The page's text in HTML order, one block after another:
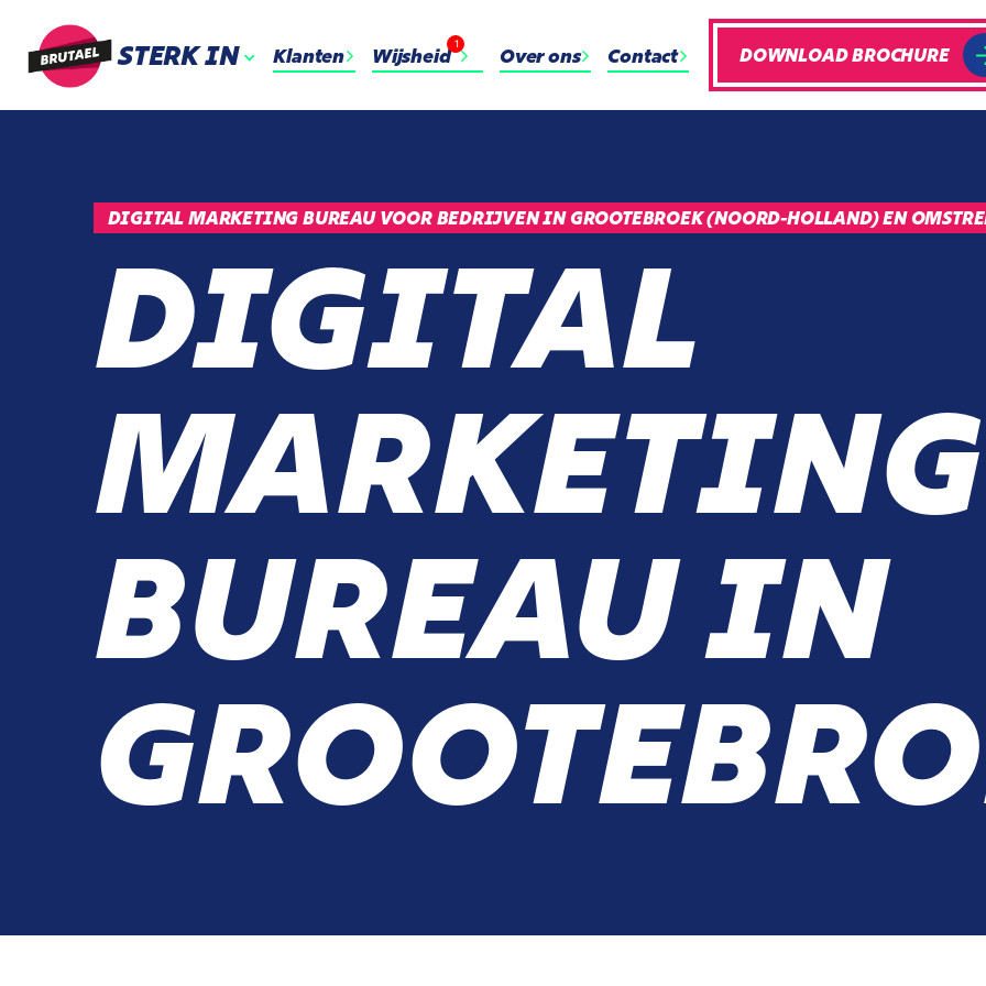
STERK IN Klanten Wijsheid
1
Over ons Contact DOWNLOAD BROCHURE
DIGITAL MARKETING BUREAU VOOR BEDRIJVEN IN GROOTEBROEK (NOORD-HOLLAND) EN
DIGITAL
MARKETING
BUREAU IN